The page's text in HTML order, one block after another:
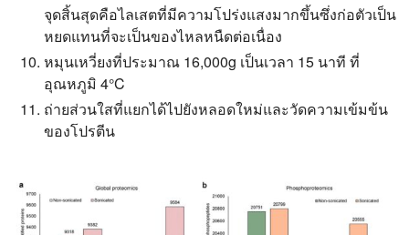
จุดสิ้นสุดคือไลเสตที่มีความโปร่งแสงมากขึ้นซึ่งก่อตัวเป็น
หยดแทนที่จะเป็นของไหลหนืดต่อเนื่อง
หมุนเหวี่ยงที่ประมาณ 16,000g เป็นเวลา 15 นาที ที่
อุณหภูมิ 4°C
ถ่ายส่วนใสที่แยกได้ไปยังหลอดใหม่และวัดความเข้มข้น
ของโปรตีน